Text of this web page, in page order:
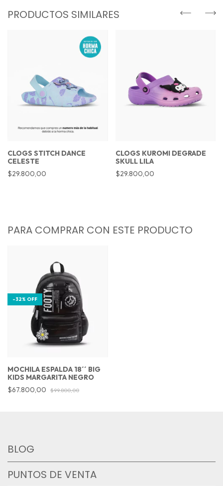
PRODUCTOS SIMILARES
CLOGS STITCH DANCE
CELESTE
$29.800,00
CLOGS KUROMI DEGRADE
SKULL LILA
$29.800,00
PARA COMPRAR CON ESTE PRODUCTO
-32% OFF
MOCHILA ESPALDA 18´´ BIG
KIDS MARGARITA NEGRO
$67.800,00
$99.800,00
BLOG
PUNTOS DE VENTA